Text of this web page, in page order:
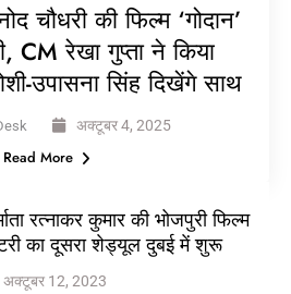
चौधरी की फिल्म ‘गोदान’
CM रेखा गुप्ता ने किया
उपासना सिंह दिखेंगे साथ
अक्टूबर 4, 2025
Read More
रत्नाकर कुमार की भोजपुरी फिल्म
का दूसरा शेड्यूल दुबई में शुरू
अक्टूबर 12, 2023